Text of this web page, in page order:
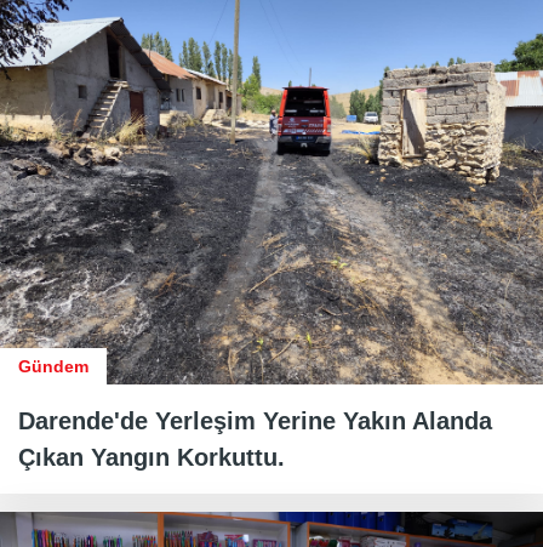
Gündem
Darende'de Yerleşim Yerine Yakın Alanda
Çıkan Yangın Korkuttu.